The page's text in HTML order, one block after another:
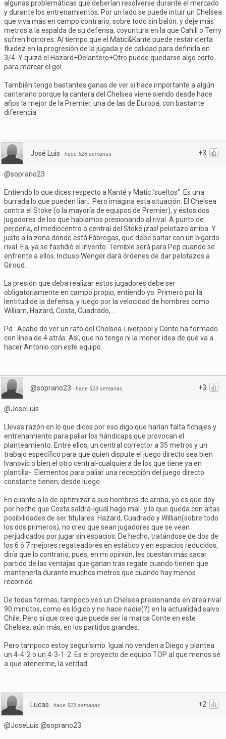
algunas problemáticas que deberían resolverse durante el mercado
y durante los entrenamientos. Por un lado se puede intuir un Chelsea
que viva más en campo contrario, sobre todo sin balón, y deje más
metros a la espalda de su defensa, coyuntura en la que Cahill o Terry
sufren horrores. Al tiempo que el Matic&Kanté puede restar cierta
fluidez en la progresión de la jugada y de calidad para definirla en
3/4. Y quizá el Hazard+Delantero+Otro puede quedarse algo corto
para marcar el gol.
También tengo bastantes ganas de ver si hace importante a algún
canterano porque la cantera del Chelsea viene siendo desde hace
años la mejor de la Premier, una de las de Europa, con bastante
diferencia.
+3
José Luis · hace 523 semanas
@soprano23
Entiendo lo que dices respecto a Kanté y Matic "sueltos". Es una
burrada lo que pueden liar... Pero imagina esta situación. El Chelsea
contra el Stoke (o la mayoría de equipos de Premier), y éstos dos
jugadores de los que hablamos presionando al rival. A punto de
perderla, el mediocentro o central del Stoke ¡zas! pelotazo arriba. Y
justo a la zona donde está Fábregas, que debe saltar con un bigardo
rival. Ea, ya se fastidió el invento. Temible será para Pep cuando se
enfrente a ellos. Incluso Wenger dará órdenes de dar pelotazos a
Giroud.
La presión que deba realizar estos jugadores debe ser
obligatoriamente en campo propio, entiendo yo. Primero por la
lentitud de la defensa, y luego por la velocidad de hombres como
William, Hazard, Costa, Cuadrado,...
Pd.: Acabo de ver un rato del Chelsea-Liverpool y Conte ha formado
con línea de 4 atrás. Así, que no tengo ni la menor idea de qué va a
hacer Antonio con este equipo.
+3
@soprano23 · hace 523 semanas
@JoseLuis
Llevas razón en lo que dices por eso digo que harían falta fichajes y
entrenamiento para paliar los hándicaps que provocan el
planteamiento. Entre ellos, un central corrector a 35 metros y un
trabajo específico para que quien dispute el juego directo sea bien
Ivanovic o bien el otro central-cualquiera de los que tiene ya en
plantilla-. Elementos para paliar una recepción del juego directo
constante tienen, desde luego.
En cuanto a lo de optimizar a sus hombres de arriba, yo es que doy
por hecho que Costa saldrá-igual hago mal- y lo que queda con altas
posibilidades de ser titulares: Hazard, Cuadrado y Willian(sobre todo
los dos primeros), no creo que sean jugadores que se vean
perjudicados por jugar sin espacios. De hecho, tratándose de dos de
los 6 ó 7 mejores regateadores en estático y en espacios reducidos,
diría que lo contrario, pues, en mi opinión, les cuestan más sacar
partido de las ventajas que ganan tras regate cuando tienen que
mantenerla durante muchos metros que cuando hay menos
recorrido.
De todas formas, tampoco veo un Chelsea presionando en área rival
90 minutos, como es lógico y no hace nadie(?) en la actualidad salvo
Chile. Pero sí que creo que puede ser la marca Conte en este
Chelsea, aún más, en los partidos grandes.
Pero tampoco estoy segurísimo. Igual no venden a Diego y plantea
un 4-4-2 o un 4-3-1-2. Es el proyecto de equipo TOP al que menos sé
a que atenerme, la verdad.
+2
Lucas · hace 523 semanas
@JoseLuis @soprano23.